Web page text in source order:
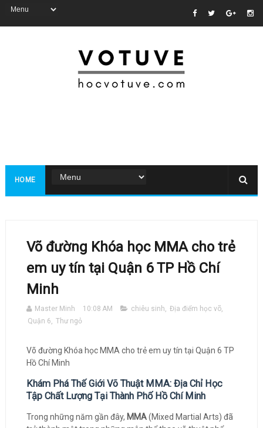
HOME
Võ đường Khóa học MMA cho trẻ
em uy tín tại Quận 6 TP Hồ Chí
Minh
Master Minh 10:08 AM chiêu sinh, Địa điểm học võ,
Quận 6, Thư ngỏ
Võ đường Khóa học MMA cho trẻ em uy tín tại Quận 6 TP
Hồ Chí Minh
Khám Phá Thế Giới Võ Thuật MMA: Địa Chỉ Học
Tập Chất Lượng Tại Thành Phố Hồ Chí Minh
Trong những năm gần đây, MMA(Mixed Martial Arts) đã